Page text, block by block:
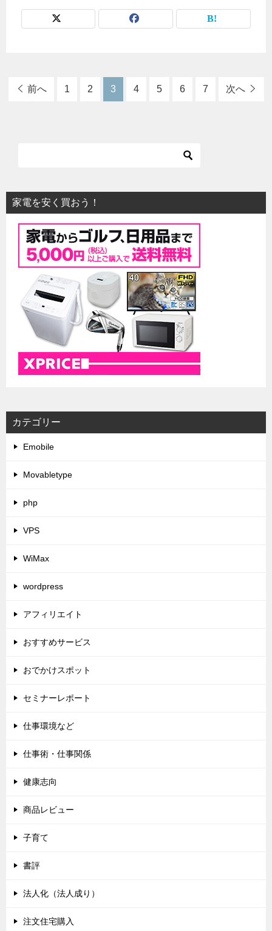
前へ 1 2 3 4 5 6 7 次へ
家電を安く買おう！
カテゴリー
Emobile
Movabletype
php
VPS
WiMax
wordpress
アフィリエイト
おすすめサービス
おでかけスポット
セミナーレポート
仕事環境など
仕事術・仕事関係
健康志向
商品レビュー
子育て
書評
法人化（法人成り）
注文住宅購入